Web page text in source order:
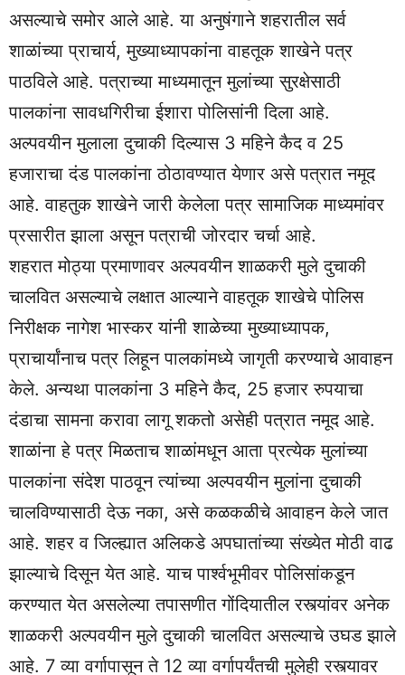
असल्याचे समोर आले आहे. या अनुषंगाने शहरातील सर्व
शाळांच्या प्राचार्य, मुख्याध्यापकांना वाहतूक शाखेने पत्र
पाठविले आहे. पत्राच्या माध्यमातून मुलांच्या सुरक्षेसाठी
पालकांना सावधगिरीचा ईशारा पोलिसांनी दिला आहे.
अल्पवयीन मुलाला दुचाकी दिल्यास 3 महिने कैद व 25
हजाराचा दंड पालकांना ठोठावण्यात येणार असे पत्रात नमूद
आहे. वाहतुक शाखेने जारी केलेला पत्र सामाजिक माध्यमांवर
प्रसारीत झाला असून पत्राची जोरदार चर्चा आहे.
शहरात मोठ्या प्रमाणावर अल्पवयीन शाळकरी मुले दुचाकी
चालवित असल्याचे लक्षात आल्याने वाहतूक शाखेचे पोलिस
निरीक्षक नागेश भास्कर यांनी शाळेच्या मुख्याध्यापक,
प्राचार्यांनाच पत्र लिहून पालकांमध्ये जागृती करण्याचे आवाहन
केले. अन्यथा पालकांना 3 महिने कैद, 25 हजार रुपयाचा
दंडाचा सामना करावा लागू शकतो असेही पत्रात नमूद आहे.
शाळांना हे पत्र मिळताच शाळांमधून आता प्रत्येक मुलांच्या
पालकांना संदेश पाठवून त्यांच्या अल्पवयीन मुलांना दुचाकी
चालविण्यासाठी देऊ नका, असे कळकळीचे आवाहन केले जात
आहे. शहर व जिल्ह्यात अलिकडे अपघातांच्या संख्येत मोठी वाढ
झाल्याचे दिसून येत आहे. याच पार्श्वभूमीवर पोलिसांकडून
करण्यात येत असलेल्या तपासणीत गोंदियातील रस्त्यांवर अनेक
शाळकरी अल्पवयीन मुले दुचाकी चालवित असल्याचे उघड झाले
आहे. 7 व्या वर्गापासून ते 12 व्या वर्गापर्यंतची मुलेही रस्त्यावर